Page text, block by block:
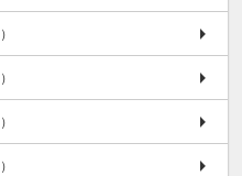
）
）
）
）